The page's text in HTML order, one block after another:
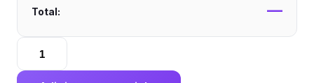
Total: —
Baralho
DUPLO
Padrão